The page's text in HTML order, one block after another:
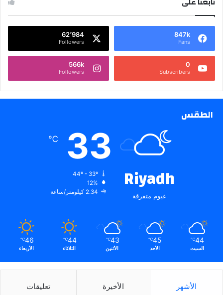
847k
Fans
62٬984
Followers
0
Subscribers
566k
Followers
الطقس
Riyadh
غيوم متفرقة
33
℃
12%
2.34 كيلومتر/ساعة
44
℃
السبت
45
℃
الأحد
43
℃
الأثنين
44
℃
الثلاثاء
46
℃
الأربعاء
الأشهر الأخيرة تعليقات